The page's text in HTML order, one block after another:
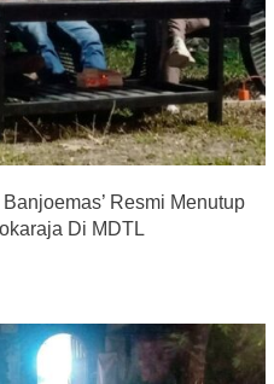
Resmi Menutup
Di MDTL